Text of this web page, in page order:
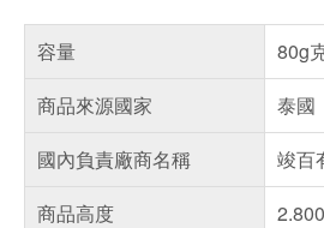
容量
80g
商品來源國家
泰國
國內負責廠商名稱
竣百
商品高度